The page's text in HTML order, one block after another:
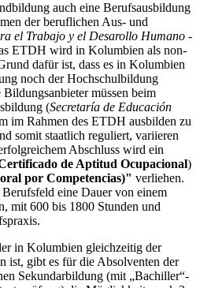
auch eine Berufsausbildung
der beruflichen Aus- und
el Trabajo y el Desarollo Humano -
ETDH wird in Kolumbien als non-
dafür ist, dass es in Kolumbien
noch der Hochschulbildung
müssen beim
(Secretaría de Educación
im Rahmen des ETDH ausbilden zu
somit staatlich reguliert, variieren
Abschluss wird ein
de Aptitud Ocupacional)
por Competencias)" verliehen.
eine Dauer von einem
mit 600 bis 1800 Stunden und
in Kolumbien gleichzeitig der
ist, gibt es für die Absolventen der
Sekundarbildung (mit „Bachiller“-